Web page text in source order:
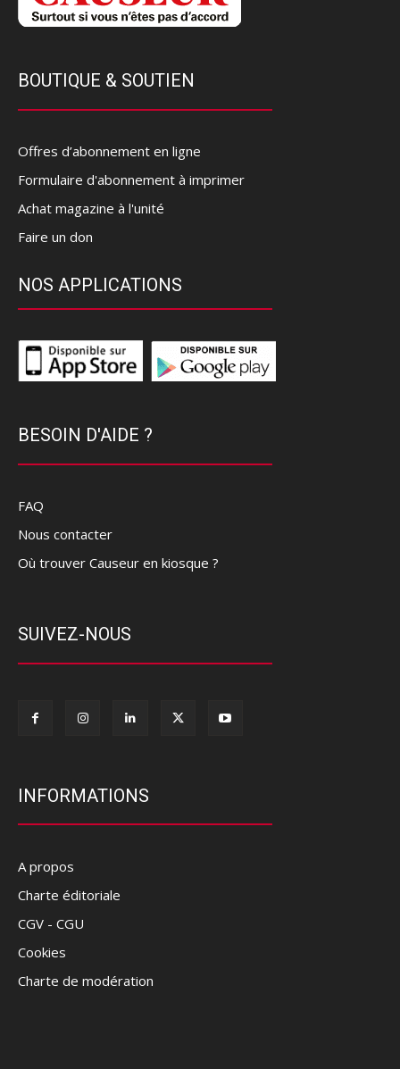
BOUTIQUE & SOUTIEN
Offres d’abonnement en ligne
Formulaire d'abonnement à imprimer
Achat magazine à l'unité
Faire un don
NOS APPLICATIONS
BESOIN D'AIDE ?
FAQ
Nous contacter
Où trouver Causeur en kiosque ?
SUIVEZ-NOUS
INFORMATIONS
A propos
Charte éditoriale
CGV - CGU
Cookies
Charte de modération